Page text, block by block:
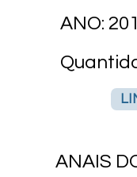
ANO:
ANAIS